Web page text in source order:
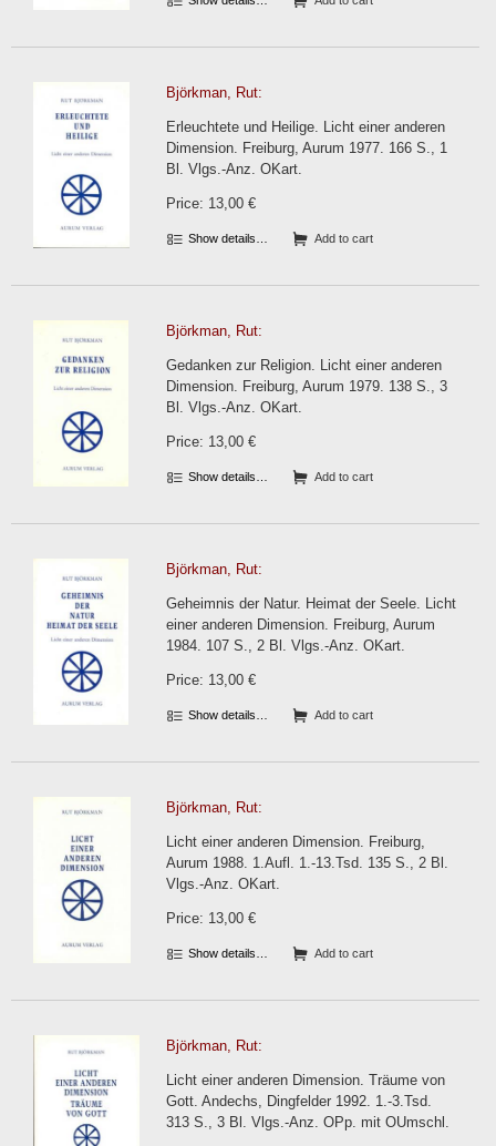
Björkman, Rut:
Erleuchtete und Heilige. Licht einer anderen
Dimension. Freiburg, Aurum 1977. 166 S., 1
Bl. Vlgs.-Anz. OKart.
Price: 13,00 €
Show details… Add to cart
Björkman, Rut:
Gedanken zur Religion. Licht einer anderen
Dimension. Freiburg, Aurum 1979. 138 S., 3
Bl. Vlgs.-Anz. OKart.
Price: 13,00 €
Show details… Add to cart
Björkman, Rut:
Geheimnis der Natur. Heimat der Seele. Licht
einer anderen Dimension. Freiburg, Aurum
1984. 107 S., 2 Bl. Vlgs.-Anz. OKart.
Price: 13,00 €
Show details… Add to cart
Björkman, Rut:
Licht einer anderen Dimension. Freiburg,
Aurum 1988. 1.Aufl. 1.-13.Tsd. 135 S., 2 Bl.
Vlgs.-Anz. OKart.
Price: 13,00 €
Show details… Add to cart
Björkman, Rut:
Licht einer anderen Dimension. Träume von
Gott. Andechs, Dingfelder 1992. 1.-3.Tsd.
313 S., 3 Bl. Vlgs.-Anz. OPp. mit OUmschl.